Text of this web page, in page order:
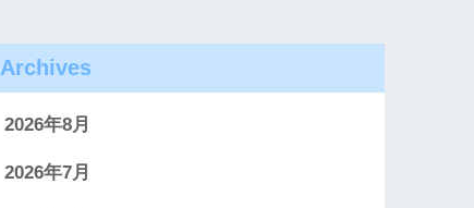
Archives
2026年8月
2026年7月